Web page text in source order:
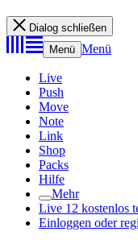
Dialog schließen
Menü Menü
Live
Push
Move
Note
Link
Shop
Packs
Hilfe
Mehr
Live 12 kostenlos
Einloggen oder